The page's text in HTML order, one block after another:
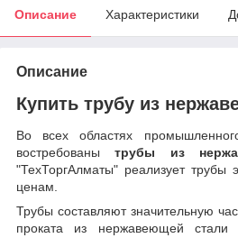
Описание Характеристики
Описание
Купить трубу из
Во всех областях
востребованытрубы из
"ТехТоргАлматы" реализует трубы
ценам.
Трубы составляют значительную
проката из нержавеющей